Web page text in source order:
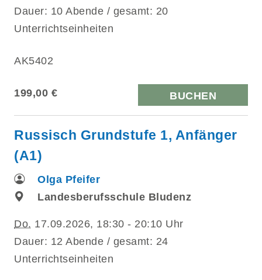
Dauer: 10 Abende / gesamt: 20
Unterrichtseinheiten
AK5402
199,00 € BUCHEN
Russisch Grundstufe 1, Anfänger
(A1)
Olga Pfeifer
Landesberufsschule Bludenz
Do. 17.09.2026, 18:30 - 20:10 Uhr
Dauer: 12 Abende / gesamt: 24
Unterrichtseinheiten